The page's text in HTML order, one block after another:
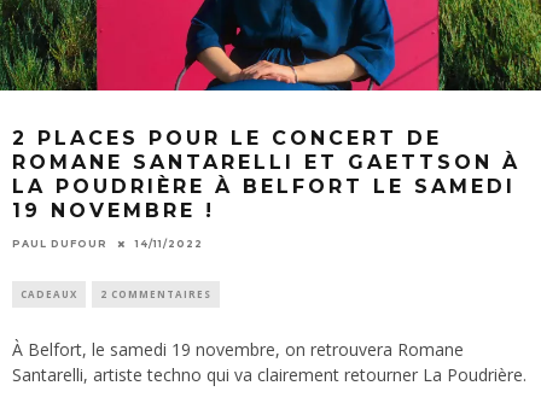
2 PLACES POUR LE CONCERT DE
ROMANE SANTARELLI ET GAETTSON À
LA POUDRIÈRE À BELFORT LE SAMEDI
19 NOVEMBRE !
PAUL DUFOUR 14/11/2022
CADEAUX 2 COMMENTAIRES
À Belfort, le samedi 19 novembre, on retrouvera Romane
Santarelli, artiste techno qui va clairement retourner La Poudrière.